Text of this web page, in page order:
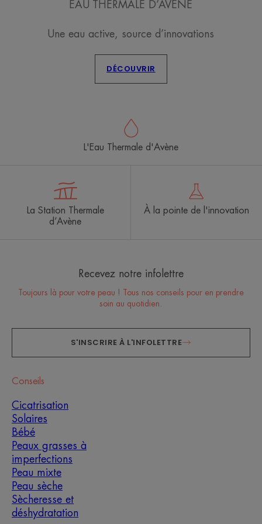
EAU THERMALE D’AVÈNE
Une eau active, source d’innovations
DÉCOUVRIR
L'Eau Thermale d'Avène
La Station Thermale
d’Avène
À la pointe de l'innovation
Recevez notre infolettre
Toujours là pour votre peau ! Tous nos conseils pour en prendre
soin au quotidien.
S'INSCRIRE À L'INFOLETTRE
Conseils
Cicatrisation
Solaires
Bébé
Peaux grasses à
imperfections
Peau mixte
Peau sèche
Sècheresse et
déshydratation